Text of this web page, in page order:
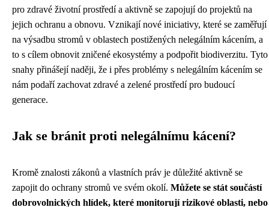
pro zdravé životní prostředí a aktivně se zapojují do projektů na
jejich ochranu a obnovu. Vznikají nové iniciativy, které se zaměřují
na výsadbu stromů v oblastech postižených nelegálním kácením, a
to s cílem obnovit zničené ekosystémy a podpořit biodiverzitu. Tyto
snahy přinášejí naději, že i přes problémy s nelegálním kácením se
nám podaří zachovat zdravé a zelené prostředí pro budoucí
generace.
Jak se bránit proti nelegálnímu kácení?
Kromě znalosti zákonů a vlastních práv je důležité aktivně se
zapojit do ochrany stromů ve svém okolí. Můžete se stát součástí
dobrovolnických hlídek, které monitorují rizikové oblasti, nebo